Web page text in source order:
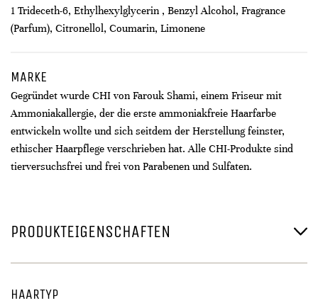
1 Trideceth-6, Ethylhexylglycerin , Benzyl Alcohol, Fragrance
(Parfum), Citronellol, Coumarin, Limonene
MARKE
Gegründet wurde CHI von Farouk Shami, einem Friseur mit
Ammoniakallergie, der die erste ammoniakfreie Haarfarbe
entwickeln wollte und sich seitdem der Herstellung feinster,
ethischer Haarpflege verschrieben hat. Alle CHI-Produkte sind
tierversuchsfrei und frei von Parabenen und Sulfaten.
PRODUKTEIGENSCHAFTEN
HAARTYP